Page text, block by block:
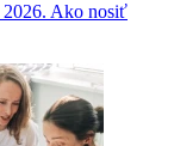
2026. Ako nosiť